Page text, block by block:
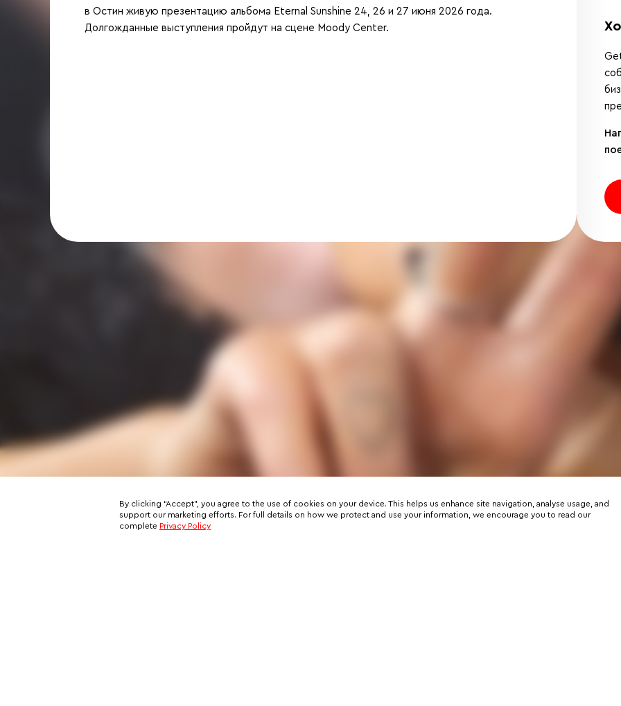
в Остин живую презентацию альбома Eternal Sunshine 24, 26 и 27 июня 2026 года.
Долгожданные выступления пройдут на сцене Moody Center.
By clicking “Accept”, you agree to the use of cookies on your device. This helps us enhance site navigation, analyse usage, and
support our marketing efforts. For full details on how we protect and use your information, we encourage you to read our
complete Privacy Policy